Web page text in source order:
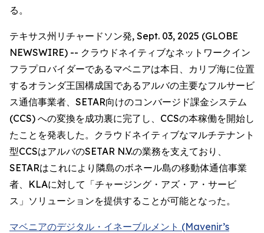
る。
テキサス州リチャードソン発, Sept. 03, 2025 (GLOBE
NEWSWIRE) -- クラウドネイティブなネットワークイン
フラプロバイダーであるマベニアは本日、カリブ海に位置
するオランダ王国構成国であるアルバの主要なフルサービ
ス通信事業者、SETAR向けのコンバージド課金システム
(CCS) への変換を成功裏に完了し、CCSの本稼働を開始し
たことを発表した。クラウドネイティブなマルチテナント
型CCSはアルバのSETAR N.V.の業務を支えており、
SETARはこれにより隣島のボネール島の移動体通信事業
者、KLAに対して「チャージング・アズ・ア・サービ
ス」ソリューションを提供することが可能となった。
マベニアのデジタル・イネーブルメント (Mavenir’s